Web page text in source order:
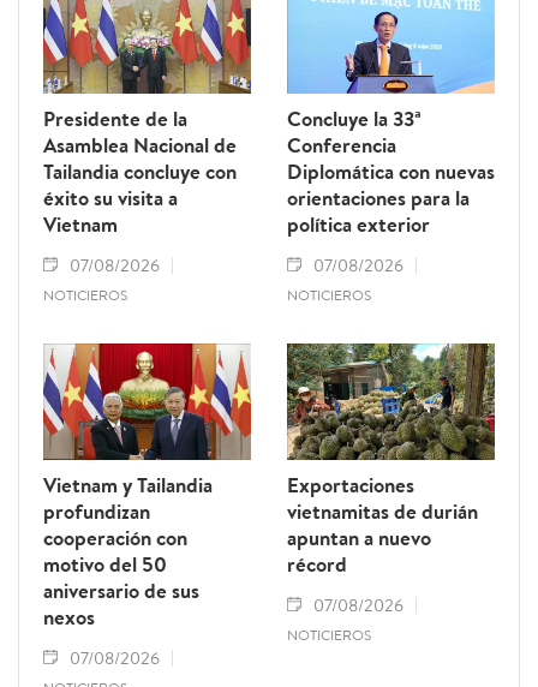
Presidente de la
Asamblea Nacional de
Tailandia concluye con
éxito su visita a
Vietnam
07/08/2026
NOTICIEROS
Concluye la 33ª
Conferencia
Diplomática con nuevas
orientaciones para la
política exterior
07/08/2026
NOTICIEROS
Vietnam y Tailandia
profundizan
cooperación con
motivo del 50
aniversario de sus
nexos
07/08/2026
Exportaciones
vietnamitas de durián
apuntan a nuevo
récord
07/08/2026
NOTICIEROS